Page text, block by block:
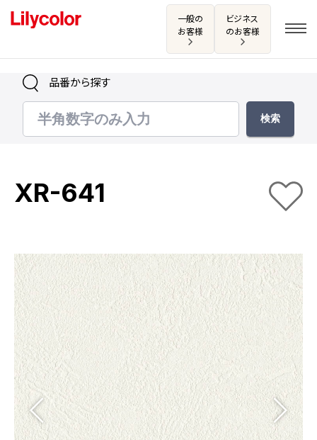
一般の
お客様
ビジネス
のお客様
ログイン・新規会員登録
お気に入り
商品を探す
商品を探す トップ
壁紙
カーテン
ブランド・コレクション
Lilycolor Coordinate 着せ替えシミュレーション
カタログ一覧
カタログ一覧 トップ
壁紙
カーテン
床材
サステナブル商品
施工事例
施工事例 トップ
医療・福祉施設
ホテル・オフィス・店舗
リリカラノート
品番から探す
XR-641